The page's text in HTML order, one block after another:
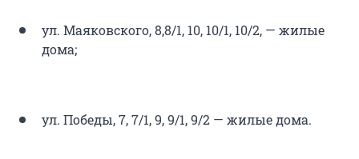
ул. Маяковского, 8,8/1, 10, 10/1, 10/2, — жилые
дома;
ул. Победы, 7, 7/1, 9, 9/1, 9/2 — жилые дома.